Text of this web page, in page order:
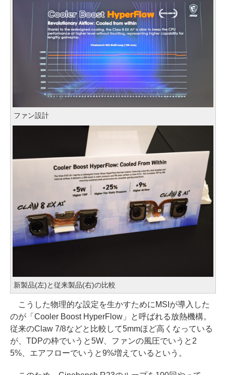
ファン設計
新製品(左)と従来製品(右)の比較
こうした物理的な設定を生かすためにMSIが導入した
のが「Cooler Boost HyperFlow」と呼ばれる放熱機構。
従来のClaw 7/8などと比較して5mmほど高くなっている
が、TDPの枠でいうと5W、ファンの風圧でいうと2
5%、エアフローでいうと9%増えているという。